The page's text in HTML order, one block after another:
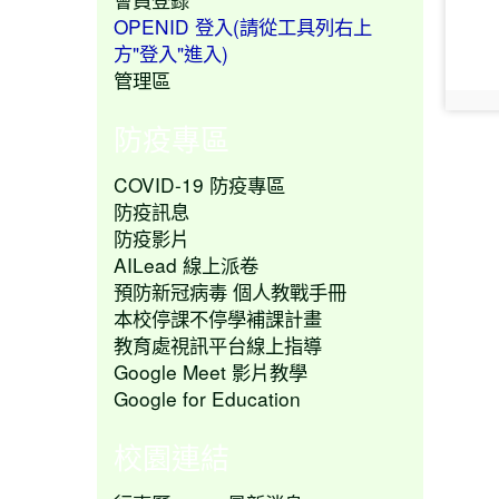
OPENID 登入(請從工具列右上
方"登入"進入)
管理區
防疫專區
COVID-19 防疫專區
防疫訊息
防疫影片
AILead 線上派卷
預防新冠病毒 個人教戰手冊
本校停課不停學補課計畫
教育處視訊平台線上指導
Google Meet 影片教學
Google for Education
校園連結